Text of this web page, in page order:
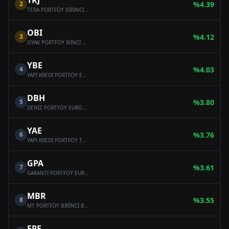
2
TERA PORTFÖY BİRİNCİ BORÇLANMA ARAÇLARI (TL) FONU
%4.39
3 OBI
OYAK PORTFÖY İKİNCİ BORÇLANMA ARAÇLARI (TL) FONU
%4.12
4 YBE
YAPI KREDİ PORTFÖY EUROBOND (DOLAR) BORÇLANMA ARAÇLARI FONU
%4.03
5 DBH
DENİZ PORTFÖY EUROBOND (DÖVİZ) BORÇLANMA ARAÇLARI FONU
%3.80
6 YAE
YAPI KREDİ PORTFÖY TLREF'E ENDEKSLİ BORÇLANMA ARAÇLARI (TL) FONU
%3.76
7 GPA
GARANTİ PORTFÖY EUROBOND BORÇLANMA ARAÇLARI (DÖVİZ) FONU
%3.61
8 MBR
MT PORTFÖY BİRİNCİ BORÇLANMA ARAÇLARI FONU
%3.55